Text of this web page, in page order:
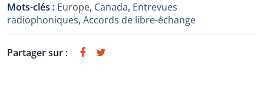
Mots-clés : Europe, Canada, Entrevues
radiophoniques, Accords de libre-échange
Partager sur :